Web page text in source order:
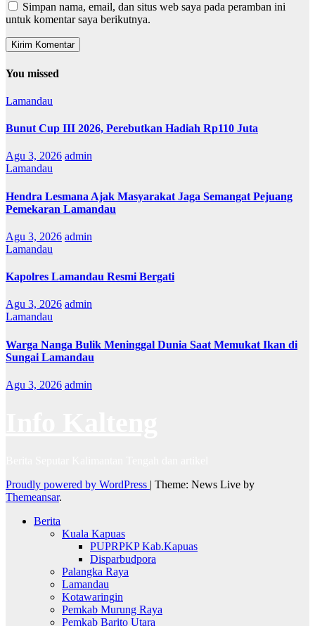
Simpan nama, email, dan situs web saya pada peramban ini
untuk komentar saya berikutnya.
You missed
Lamandau
Bunut Cup III 2026, Perebutkan Hadiah Rp110 Juta
Agu 3, 2026 admin
Lamandau
Hendra Lesmana Ajak Masyarakat Jaga Semangat Pejuang
Pemekaran Lamandau
Agu 3, 2026 admin
Lamandau
Kapolres Lamandau Resmi Bergati
Agu 3, 2026 admin
Lamandau
Warga Nanga Bulik Meninggal Dunia Saat Memukat Ikan di
Sungai Lamandau
Agu 3, 2026 admin
Proudly powered by WordPress | Theme: News Live by
Themeansar.
Berita
Kuala Kapuas
PUPRPKP Kab.Kapuas
Disparbudpora
Palangka Raya
Lamandau
Kotawaringin
Pemkab Murung Raya
Pemkab Barito Utara